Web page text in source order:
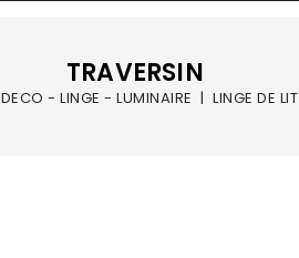
TRAVERSIN
DECO - LINGE - LUMINAIRE LINGE DE LIT